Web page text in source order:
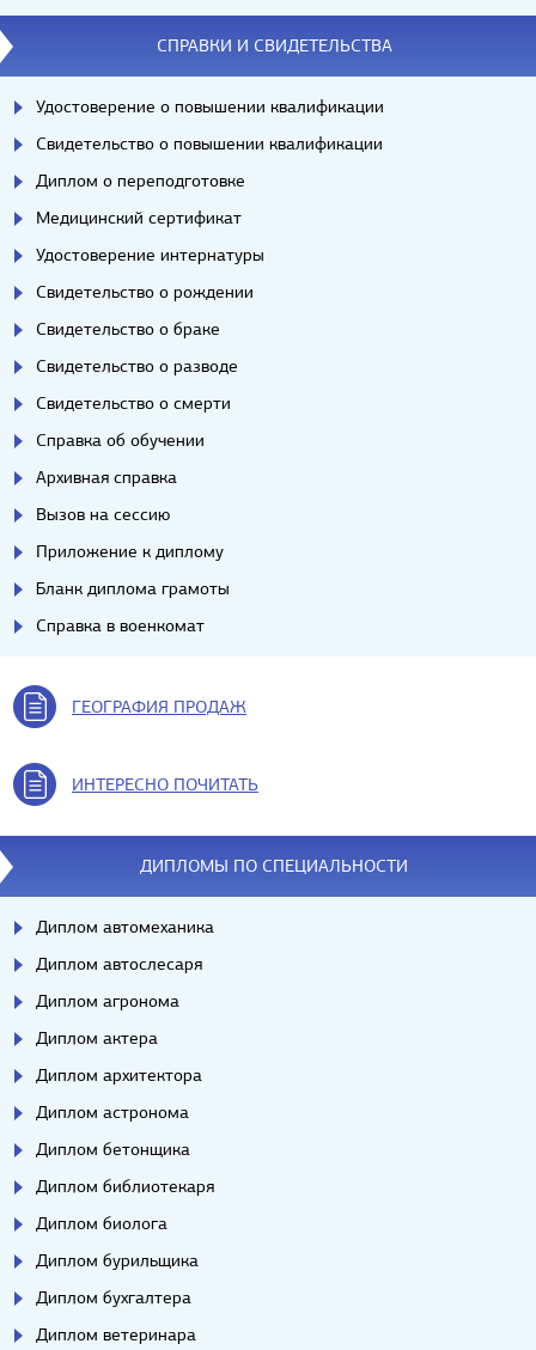
СПРАВКИ И СВИДЕТЕЛЬСТВА
Удостоверение о повышении квалификации
Свидетельство о повышении квалификации
Диплом о переподготовке
Медицинский сертификат
Удостоверение интернатуры
Свидетельство о рождении
Свидетельство о браке
Свидетельство о разводе
Свидетельство о смерти
Справка об обучении
Архивная справка
Вызов на сессию
Приложение к диплому
Бланк диплома грамоты
Справка в военкомат
ГЕОГРАФИЯ ПРОДАЖ
ИНТЕРЕСНО ПОЧИТАТЬ
ДИПЛОМЫ ПО СПЕЦИАЛЬНОСТИ
Диплом автомеханика
Диплом автослесаря
Диплом агронома
Диплом актера
Диплом архитектора
Диплом астронома
Диплом бетонщика
Диплом библиотекаря
Диплом биолога
Диплом бурильщика
Диплом бухгалтера
Диплом ветеринара